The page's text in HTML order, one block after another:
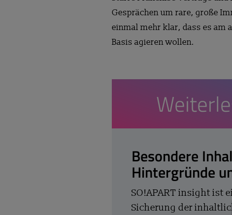
Gesprächen um rare, große
einmal mehr klar, dass es am
Basis agieren wollen.
Besondere
Hintergründe
SO!APART insight ist
Sicherung der